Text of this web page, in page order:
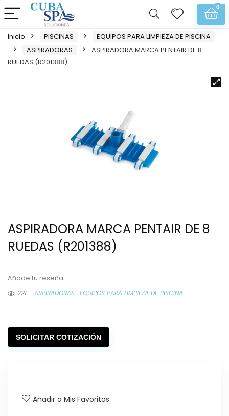
0
Inicio PISCINAS
EQUIPOS PARA LIMPIEZA DE PISCINA
ASPIRADORAS
ASPIRADORA MARCA PENTAIR DE 8
RUEDAS (R201388)
ASPIRADORA MARCA PENTAIR DE 8
RUEDAS (R201388)
Añade tu reseña
221
ASPIRADORAS EQUIPOS PARA LIMPIEZA DE PISCINA
SOLICITAR COTIZACIÓN
Añadir a Mis Favoritos